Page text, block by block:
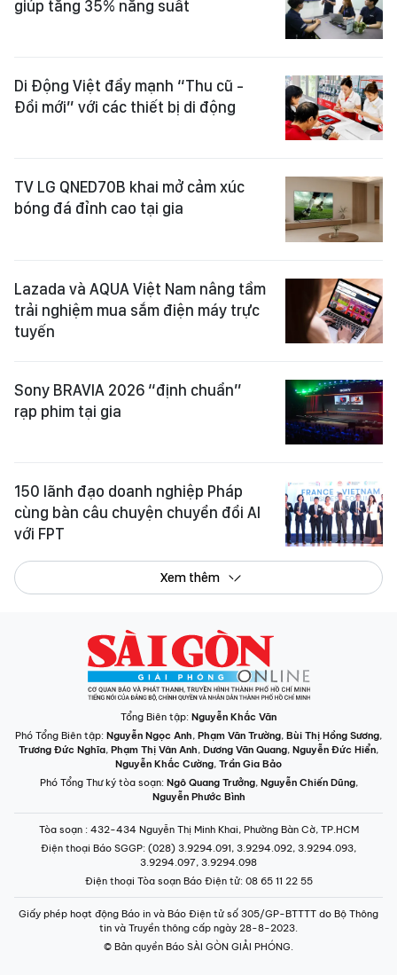
giúp tăng 35% năng suất
Di Động Việt đẩy mạnh “Thu cũ -
Đổi mới” với các thiết bị di động
TV LG QNED70B khai mở cảm xúc
bóng đá đỉnh cao tại gia
Lazada và AQUA Việt Nam nâng tầm
trải nghiệm mua sắm điện máy trực
tuyến
Sony BRAVIA 2026 “định chuẩn”
rạp phim tại gia
150 lãnh đạo doanh nghiệp Pháp
cùng bàn câu chuyện chuyển đổi AI
với FPT
Xem thêm
Tổng Biên tập: Nguyễn Khắc Văn
Phó Tổng Biên tập: Nguyễn Ngọc Anh, Phạm Văn Trường, Bùi Thị Hồng Sương,
Trương Đức Nghĩa, Phạm Thị Vân Anh, Dương Văn Quang, Nguyễn Đức Hiển,
Nguyễn Khắc Cường, Trần Gia Bảo
Phó Tổng Thư ký tòa soạn: Ngô Quang Trưởng, Nguyễn Chiến Dũng,
Nguyễn Phước Bình
Tòa soạn : 432-434 Nguyễn Thị Minh Khai, Phường Bàn Cờ, TP.HCM
Điện thoại Báo SGGP: (028) 3.9294.091, 3.9294.092, 3.9294.093,
3.9294.097, 3.9294.098
Điện thoại Tòa soạn Báo Điện tử: 08 65 11 22 55
Giấy phép hoạt động Báo in và Báo Điện tử số 305/GP-BTTTT do Bộ Thông
tin và Truyền thông cấp ngày 28-8-2023.
© Bản quyền Báo SÀI GÒN GIẢI PHÓNG.